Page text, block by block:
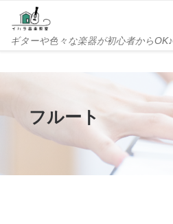
Skip to content
ギターや色々な楽器が初心者からOK♪
フルート